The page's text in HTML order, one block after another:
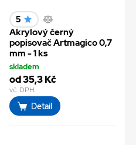
5
Akrylový černý
popisovač Artmagico 0,7
mm - 1 ks
skladem
od 35,3 Kč
vč. DPH
Detail